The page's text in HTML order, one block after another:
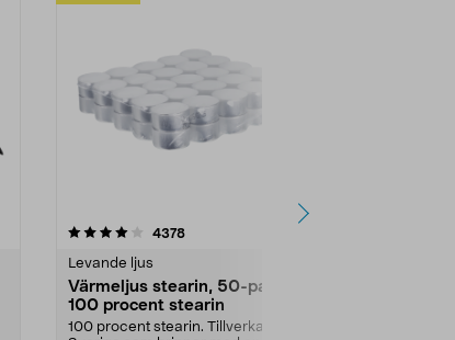
4378recensioner
Levande ljus
Värmeljus stearin, 50-pack,
100 procent stearin
100 procent stearin. Tillverkade i
4.5av 5 stjärnor